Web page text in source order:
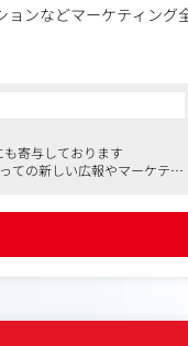
ョンなどマーケティング
寄与しております
ての新しい広報やマーケティ